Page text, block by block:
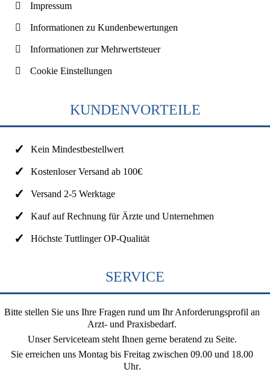
Impressum
Informationen zu Kundenbewertungen
Informationen zur Mehrwertsteuer
Cookie Einstellungen
KUNDENVORTEILE
Kein Mindestbestellwert
Kostenloser Versand ab 100€
Versand 2-5 Werktage
Kauf auf Rechnung für Ärzte und Unternehmen
Höchste Tuttlinger OP-Qualität
SERVICE
Bitte stellen Sie uns Ihre Fragen rund um Ihr Anforderungsprofil an
Arzt- und Praxisbedarf.
Unser Serviceteam steht Ihnen gerne beratend zu Seite.
Sie erreichen uns Montag bis Freitag zwischen 09.00 und 18.00
Uhr.